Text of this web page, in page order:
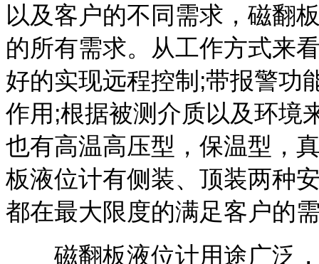
以及客户的不同需求，磁翻
的所有需求。从工作方式来
好的实现远程控制;带报警功
作用;根据被测介质以及环境
也有高温高压型，保温型，
板液位计有侧装、顶装两种
都在最大限度的满足客户的
磁翻板液位计用途广泛，